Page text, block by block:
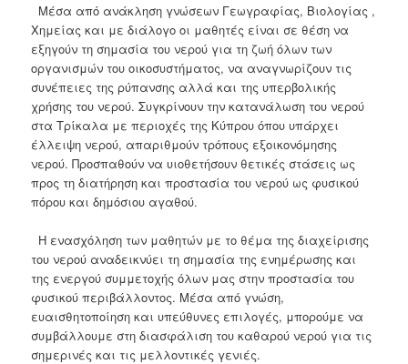
Μέσα από ανάκληση γνώσεων Γεωγραφίας, Βιολογίας ,
Χημείας και με διάλογο οι μαθητές είναι σε θέση να
εξηγούν τη σημασία του νερού για τη ζωή όλων των
οργανισμών του οικοσυστήματος, να αναγνωρίζουν τις
συνέπειες της ρύπανσης αλλά και της υπερβολικής
χρήσης του νερού. Συγκρίνουν την κατανάλωση του νερού
στα Τρίκαλα με περιοχές της Κύπρου όπου υπάρχει
έλλειψη νερού, απαριθμούν τρόπους εξοικονόμησης
νερού. Προσπαθούν να υιοθετήσουν θετικές στάσεις ως
προς τη διατήρηση και προστασία του νερού ως φυσικού
πόρου και δημόσιου αγαθού.
Η ενασχόληση των μαθητών με το θέμα της διαχείρισης
του νερού αναδεικνύει τη σημασία της ενημέρωσης και
της ενεργού συμμετοχής όλων μας στην προστασία του
φυσικού περιβάλλοντος. Μέσα από γνώση,
ευαισθητοποίηση και υπεύθυνες επιλογές, μπορούμε να
συμβάλλουμε στη διασφάλιση του καθαρού νερού για τις
σημερινές και τις μελλοντικές γενιές.